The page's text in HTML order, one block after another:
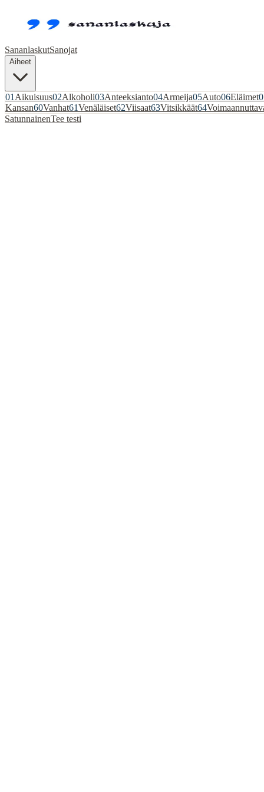
SananlaskutSanojat
Aiheet
01 Aikuisuus02Alkoholi03Anteeksianto04Armeija05Auto06Eläimet
Kansan60Vanhat61Venäläiset62Viisaat63Vitsikkäät64
SatunnainenTee testi